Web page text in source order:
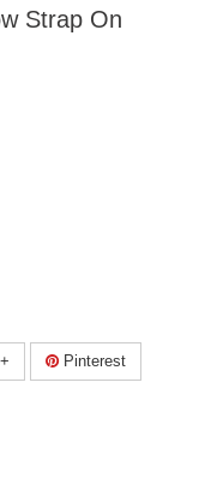
Strap On
Pinterest